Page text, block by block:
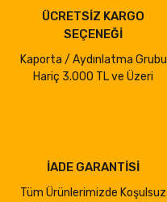
ÜCRETSİZ KARGO
SEÇENEĞİ
Kaporta / Aydınlatma Grubu
Hariç 3.000 TL ve Üzeri
İADE GARANTİSİ
Tüm Ürünlerimizde Koşulsuz